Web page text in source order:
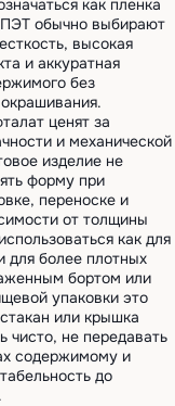
как пленка
обычно выбирают
высокая
и аккуратная
без
ценят за
и механической
изделие не
форму при
переноске и
от толщины
как для
для более плотных
бортом или
упаковки это
или крышка
чисто, не передавать
содержимому и
до